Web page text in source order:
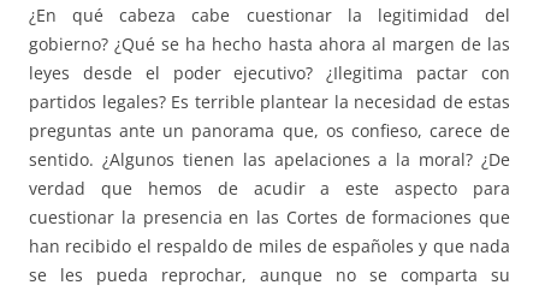
¿En qué cabeza cabe cuestionar la legitimidad del
gobierno? ¿Qué se ha hecho hasta ahora al margen de las
leyes desde el poder ejecutivo? ¿Ilegitima pactar con
partidos legales? Es terrible plantear la necesidad de estas
preguntas ante un panorama que, os confieso, carece de
sentido. ¿Algunos tienen las apelaciones a la moral? ¿De
verdad que hemos de acudir a este aspecto para
cuestionar la presencia en las Cortes de formaciones que
han recibido el respaldo de miles de españoles y que nada
se les pueda reprochar, aunque no se comparta su